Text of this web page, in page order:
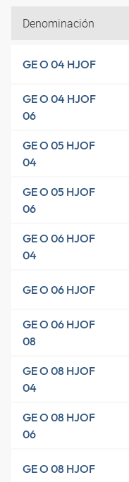
Denominación
GE O 04 HJOF
GE O 04 HJOF
06
GE O 05 HJOF
04
GE O 05 HJOF
06
GE O 06 HJOF
04
GE O 06 HJOF
GE O 06 HJOF
08
GE O 08 HJOF
04
GE O 08 HJOF
06
GE O 08 HJOF